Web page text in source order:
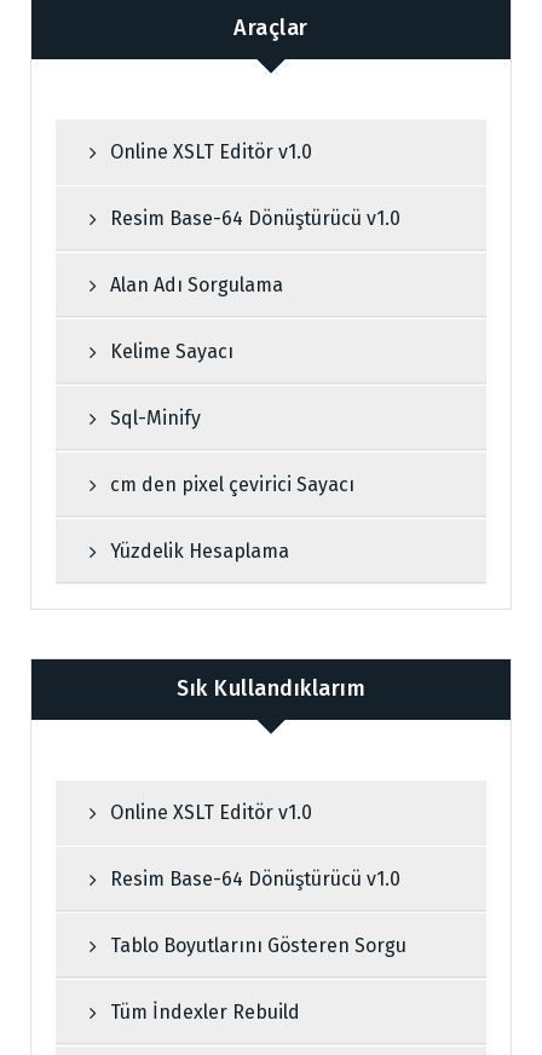
Araçlar
Online XSLT Editör v1.0
Resim Base-64 Dönüştürücü v1.0
Alan Adı Sorgulama
Kelime Sayacı
Sql-Minify
cm den pixel çevirici Sayacı
Yüzdelik Hesaplama
Sık Kullandıklarım
Online XSLT Editör v1.0
Resim Base-64 Dönüştürücü v1.0
Tablo Boyutlarını Gösteren Sorgu
Tüm İndexler Rebuild